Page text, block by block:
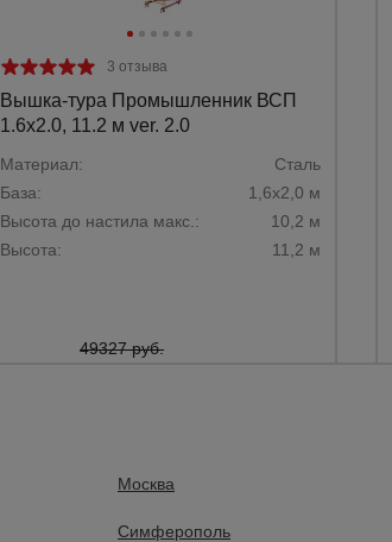
3 отзыва
Вышка-тура Промышленник ВСП
1.6х2.0, 11.2 м ver. 2.0
Материал:
Сталь
База:
1,6х2,0 м
Высота до настила макс.:
10,2 м
Высота:
11,2 м
49327 руб.
Москва
Симферополь